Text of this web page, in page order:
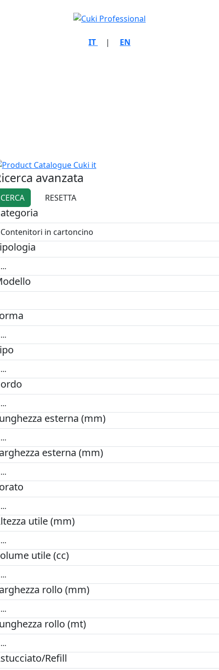
IT | EN
avanzata
esterna (mm)
esterna (mm)
utile (mm)
utile (cc)
rollo (mm)
rollo (mt)
Refill